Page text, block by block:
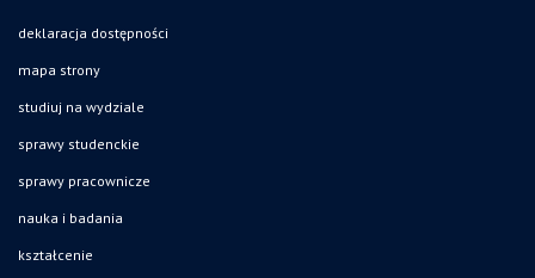
deklaracja dostępności
mapa strony
studiuj na wydziale
sprawy studenckie
sprawy pracownicze
nauka i badania
kształcenie